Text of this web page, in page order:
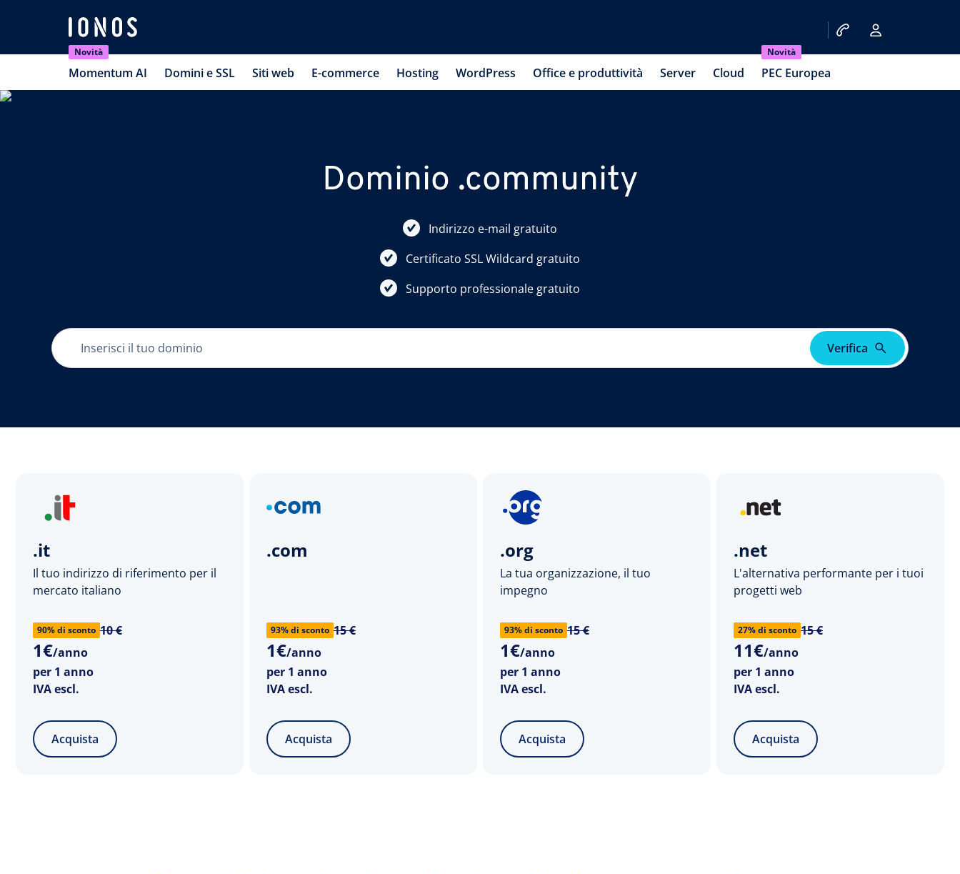
Novità
Momentum AI Domini e SSL Siti web E-commerce Hosting WordPress Office e produttività Server Cloud
Novità
PEC Europea
Dominio .community
Indirizzo e-mail gratuito
Certificato SSL Wildcard gratuito
Supporto professionale gratuito
Verifica
.it
Il tuo indirizzo di riferimento per il
mercato italiano
90% di sconto 10 €
1€/anno
per 1 anno
IVA escl.
Acquista
.com
93% di sconto 15 €
1€/anno
per 1 anno
IVA escl.
Acquista
.org
La tua organizzazione, il tuo
impegno
93% di sconto 15 €
1€/anno
per 1 anno
IVA escl.
Acquista
.net
L'alternativa performante per i tuoi
progetti web
27% di sconto 15 €
11€/anno
per 1 anno
IVA escl.
Acquista